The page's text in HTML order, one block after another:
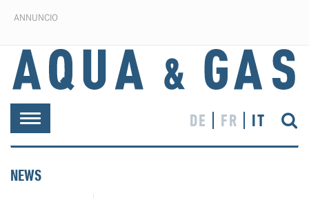
ANNUNCIO
Toggle
navigation
DE FR IT
NEWS